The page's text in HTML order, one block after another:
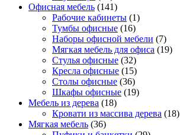
Офисная мебель (141)
Рабочие кабинеты (1)
Тумбы офисные (16)
Наборы офисной мебели (7)
Мягкая мебель для офиса (19)
Стулья офисные (32)
Кресла офисные (15)
Столы офисные (36)
Шкафы офисные (19)
Мебель из дерева (18)
Кровати из массива дерева (18)
Мягкая мебель (36)